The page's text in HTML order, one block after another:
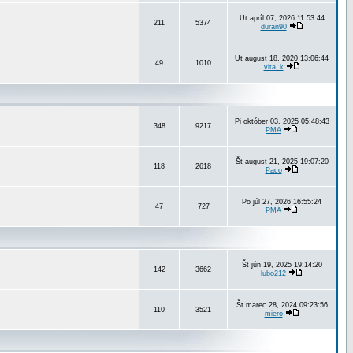
211 5374
Ut apríl 07, 2026 11:53:44
duran90
49 1010
Ut august 18, 2020 13:06:44
vita_k
348 9217
Pi október 03, 2025 05:48:43
PMA
118 2618
Št august 21, 2025 19:07:20
Paco
47 727
Po júl 27, 2026 16:55:24
PMA
142 3662
Št jún 19, 2025 19:14:20
lubo212
110 3521
Št marec 28, 2024 09:23:56
miero